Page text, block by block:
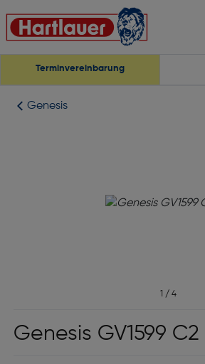
Terminvereinbarung
Genesis
1 / 4
Genesis GV1599 C2